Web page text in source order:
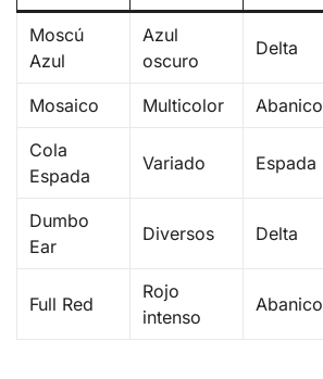
Moscú
Azul
Azul
oscuro
Delta
Mosaico Multicolor Abanico
Cola
Espada
Variado Espada
Dumbo
Ear
Diversos Delta
Full Red
Rojo
intenso
Abanico